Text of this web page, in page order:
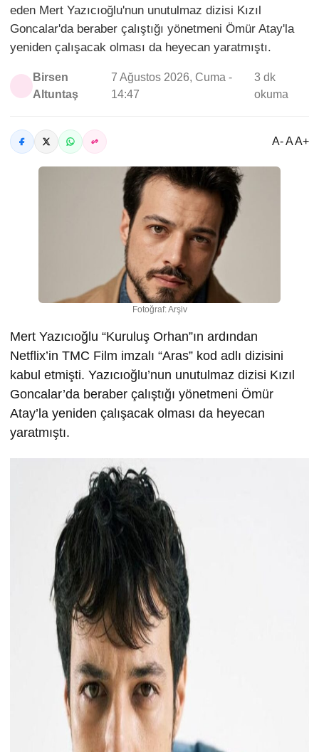
eden Mert Yazıcıoğlu'nun unutulmaz dizisi Kızıl
Goncalar'da beraber çalıştığı yönetmeni Ömür Atay'la
yeniden çalışacak olması da heyecan yaratmıştı.
Birsen
Altuntaş
7 Ağustos 2026, Cuma -
14:47
3 dk
okuma
A- A A+
Fotoğraf: Arşiv
Mert Yazıcıoğlu “Kuruluş Orhan”ın ardından
Netflix’in TMC Film imzalı “Aras” kod adlı dizisini
kabul etmişti. Yazıcıoğlu’nun unutulmaz dizisi Kızıl
Goncalar’da beraber çalıştığı yönetmeni Ömür
Atay’la yeniden çalışacak olması da heyecan
yaratmıştı.